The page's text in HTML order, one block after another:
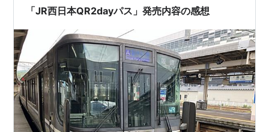
「JR西日本QR2dayパス」発売内容の感想